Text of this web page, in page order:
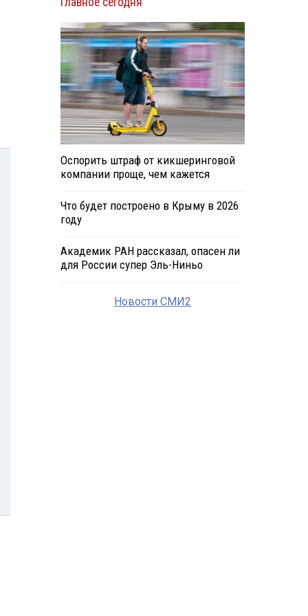
Оспорить штраф от кикшеринговой
компании проще, чем кажется
Что будет построено в Крыму в 2026
году
Академик РАН рассказал, опасен ли
для России супер Эль-Ниньо
Новости СМИ2